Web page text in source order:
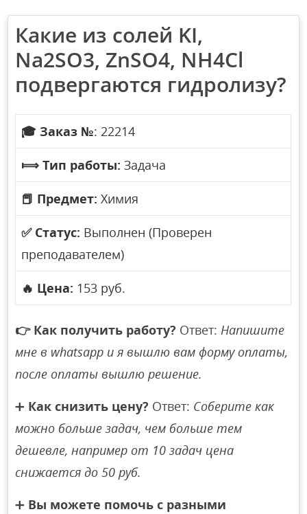
Какие из солей KI,
Na2SO3, ZnSO4, NH4Cl
подвергаются гидролизу?
🎓 Заказ №: 22214
⟾ Тип работы: Задача
📕 Предмет: Химия
✅ Статус: Выполнен (Проверен
преподавателем)
🔥 Цена: 153 руб.
👉 Как получить работу? Ответ:Напишите
мне в whatsapp и я вышлю вам форму оплаты,
после оплаты вышлю решение.
➕ Как снизить цену? Ответ: Соберите как
можно больше задач, чем больше тем
дешевле, например от 10 задач цена
снижается до 50 руб.
➕ Вы можете помочь с разными